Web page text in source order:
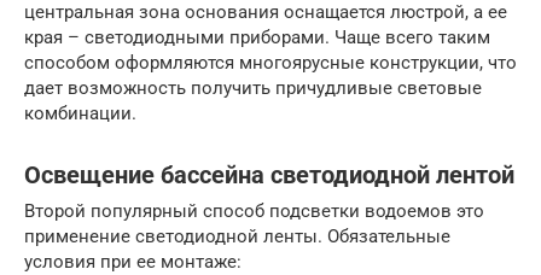
центральная зона основания оснащается люстрой, а ее
края – светодиодными приборами. Чаще всего таким
способом оформляются многоярусные конструкции, что
дает возможность получить причудливые световые
комбинации.
Освещение бассейна светодиодной лентой
Второй популярный способ подсветки водоемов это
применение светодиодной ленты. Обязательные
условия при ее монтаже: